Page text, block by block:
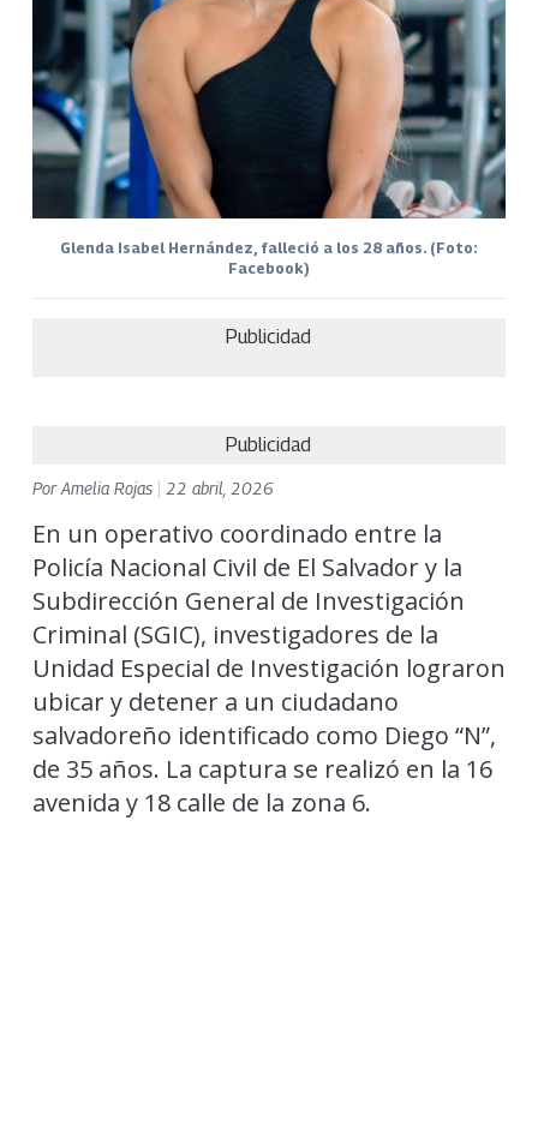
Glenda Isabel Hernández, falleció a los 28 años. (Foto:
Facebook)
Publicidad
Publicidad
PorAmelia Rojas 22 abril, 2026
En un operativo coordinado entre la
Policía Nacional Civil de El Salvador y la
Subdirección General de Investigación
Criminal (SGIC), investigadores de la
Unidad Especial de Investigación lograron
ubicar y detener a un ciudadano
salvadoreño identificado como Diego “N”,
de 35 años. La captura se realizó en la 16
avenida y 18 calle de la zona 6.